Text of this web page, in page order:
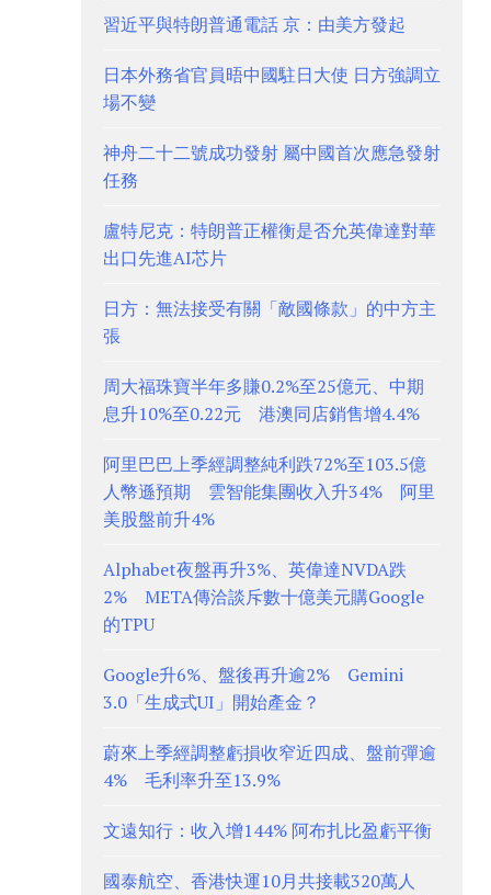
習近平與特朗普通電話 京：由美方發起
日本外務省官員晤中國駐日大使 日方強調立
場不變
神舟二十二號成功發射 屬中國首次應急發射
任務
盧特尼克：特朗普正權衡是否允英偉達對華
出口先進AI芯片
日方：無法接受有關「敵國條款」的中方主
張
周大福珠寶半年多賺0.2%至25億元、中期
息升10%至0.22元 港澳同店銷售增4.4%
阿里巴巴上季經調整純利跌72%至103.5億
人幣遜預期 雲智能集團收入升34% 阿里
美股盤前升4%
Alphabet夜盤再升3%、英偉達NVDA跌
2% META傳洽談斥數十億美元購Google
的TPU
Google升6%、盤後再升逾2% Gemini
3.0「生成式UI」開始產金？
蔚來上季經調整虧損收窄近四成、盤前彈逾
4% 毛利率升至13.9%
文遠知行：收入增144% 阿布扎比盈虧平衡
國泰航空、香港快運10月共接載320萬人